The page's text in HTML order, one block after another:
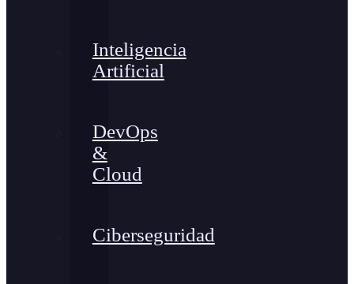
Inteligencia
Artificial
DevOps
&
Cloud
Ciberseguridad